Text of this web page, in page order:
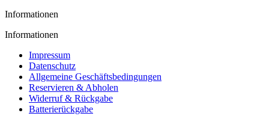
Informationen
Informationen
Impressum
Datenschutz
Allgemeine Geschäftsbedingungen
Reservieren & Abholen
Widerruf & Rückgabe
Batterierückgabe